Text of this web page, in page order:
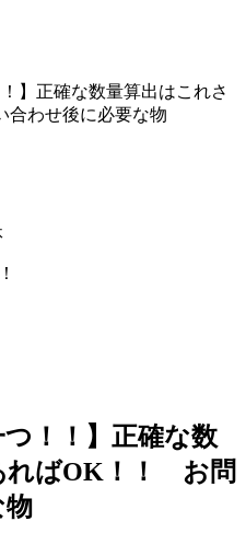
】正確な数量算出はこれさ
わせ後に必要な物
つ！！】正確な数
ればOK！！ お問
物